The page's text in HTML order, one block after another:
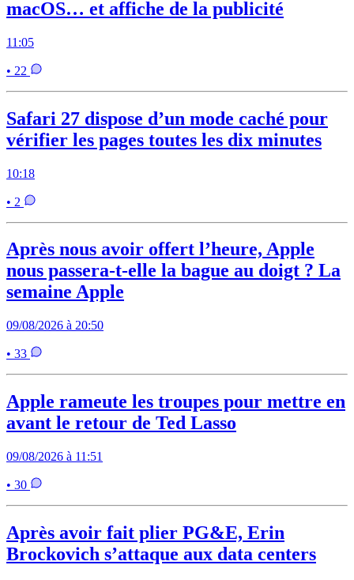
macOS… et affiche de la publicité
11:05
• 22
Safari 27 dispose d’un mode caché pour
vérifier les pages toutes les dix minutes
10:18
• 2
Après nous avoir offert l’heure, Apple
nous passera-t-elle la bague au doigt ? La
semaine Apple
09/08/2026 à 20:50
• 33
Apple rameute les troupes pour mettre en
avant le retour de Ted Lasso
09/08/2026 à 11:51
• 30
Après avoir fait plier PG&E, Erin
Brockovich s’attaque aux data centers